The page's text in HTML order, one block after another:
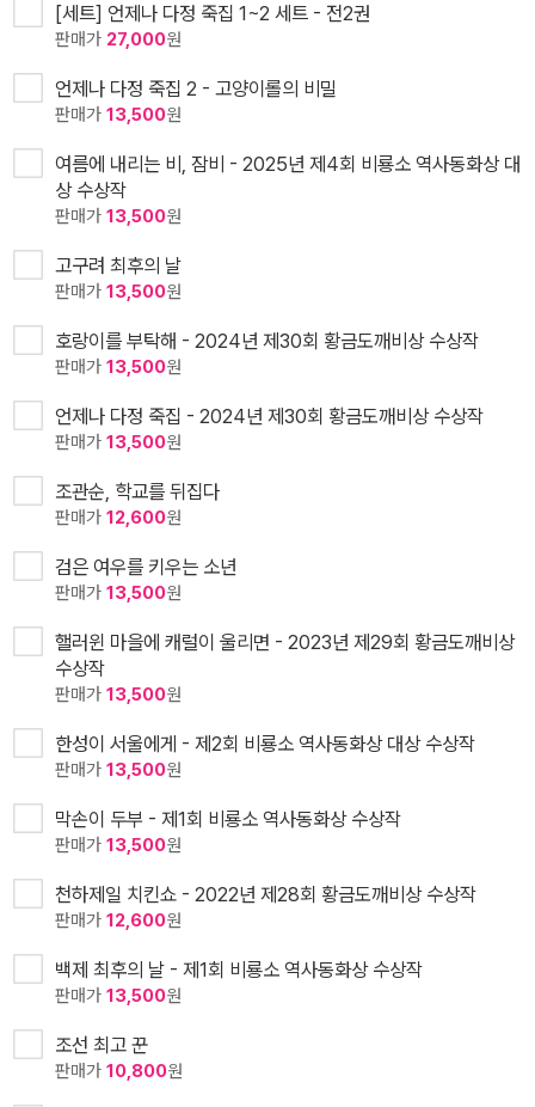
[세트] 언제나 다정 죽집 1~2 세트 - 전2권
판매가 27,000원
언제나 다정 죽집 2 - 고양이롤의 비밀
판매가 13,500원
여름에 내리는 비, 잠비 - 2025년 제4회 비룡소 역사동화상 대
상 수상작
판매가 13,500원
고구려 최후의 날
판매가 13,500원
호랑이를 부탁해 - 2024년 제30회 황금도깨비상 수상작
판매가 13,500원
언제나 다정 죽집 - 2024년 제30회 황금도깨비상 수상작
판매가 13,500원
조관순, 학교를 뒤집다
판매가 12,600원
검은 여우를 키우는 소년
판매가 13,500원
핼러윈 마을에 캐럴이 울리면 - 2023년 제29회 황금도깨비상
수상작
판매가 13,500원
한성이 서울에게 - 제2회 비룡소 역사동화상 대상 수상작
판매가 13,500원
막손이 두부 - 제1회 비룡소 역사동화상 수상작
판매가 13,500원
천하제일 치킨쇼 - 2022년 제28회 황금도깨비상 수상작
판매가 12,600원
백제 최후의 날 - 제1회 비룡소 역사동화상 수상작
판매가 13,500원
조선 최고 꾼
판매가 10,800원